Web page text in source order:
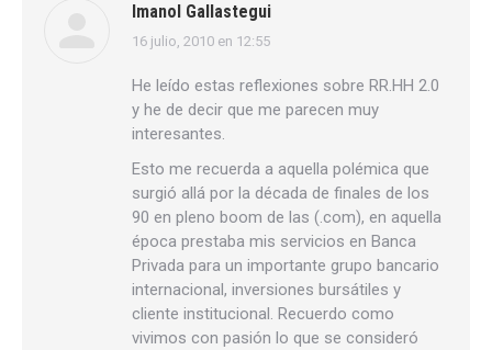
Imanol Gallastegui
dice:
16 julio, 2010 en 12:55
He leído estas reflexiones sobre RR.HH 2.0
y he de decir que me parecen muy
interesantes.
Esto me recuerda a aquella polémica que
surgió allá por la década de finales de los
90 en pleno boom de las (.com), en aquella
época prestaba mis servicios en Banca
Privada para un importante grupo bancario
internacional, inversiones bursátiles y
cliente institucional. Recuerdo como
vivimos con pasión lo que se consideró